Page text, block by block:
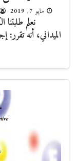
مايو 7, 2019
نعلم طلبتنا
الميداني، أنه تقرر: